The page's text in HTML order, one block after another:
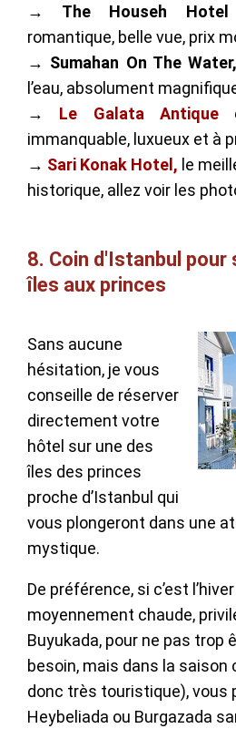
→ The Househ Hotel
romantique, belle vue, prix
→ Sumahan On The Water,
l’eau, absolument
→ Le Galata Antique
immanquable, luxueux et à
→ Sari Konak Hotel, le
historique, allez voir les
8. Coin d'Istanbul
îles aux princes
Sans aucune
hésitation, je vous
conseille de réserver
directement votre
hôtel sur une des
îles des princes
proche d’Istanbul qui
vous plongeront dans une
mystique.
De préférence, si c’est
moyennement chaude,
Buyukada, pour ne pas trop
besoin, mais dans la saison
donc très touristique), vous
Heybeliada ou Burgazada